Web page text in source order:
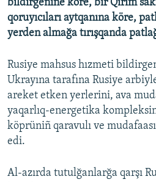
bildirgenine köre, bir Qırım
qoruyıcıları aytqanına köre,
yerden almağa tırışqanda
Rusiye mahsus hızmeti
Ukrayına tarafına Rusiye
areket etken yerlerini, ava
yaqarlıq-energetika
köprüniñ qaravulı ve
edi.
Al-azırda tutulğanlarğa qarşı